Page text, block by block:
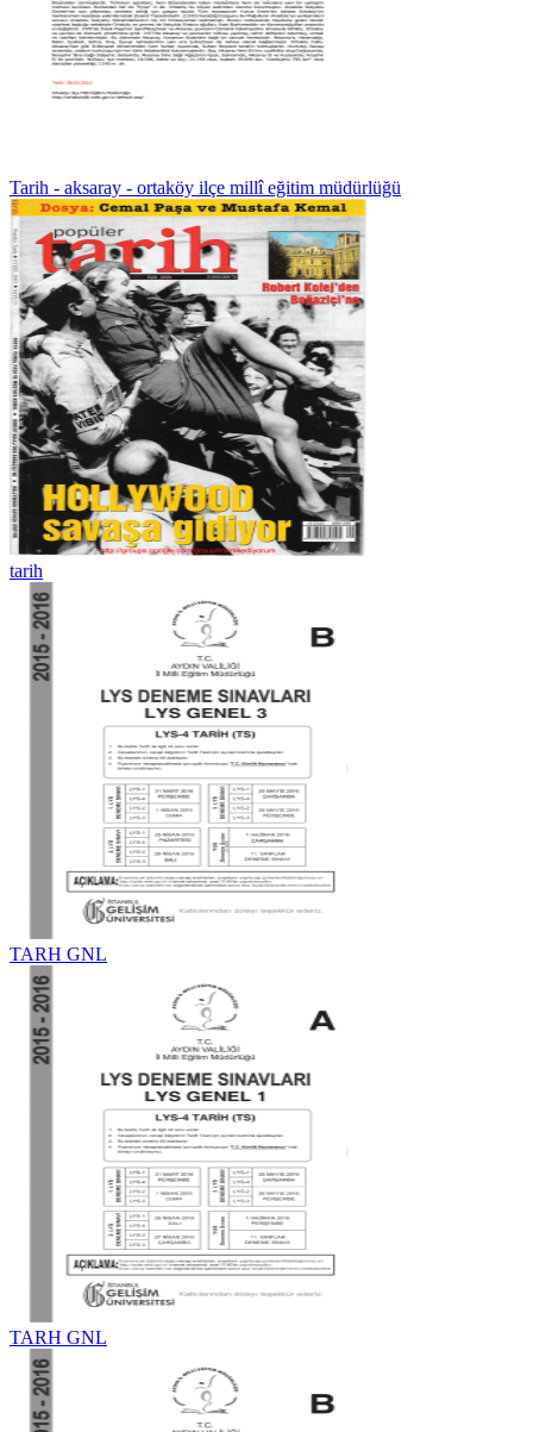
Tarih - aksaray - ortaköy ilçe millî eğitim müdürlüğü
tarih
TARH GNL
TARH GNL